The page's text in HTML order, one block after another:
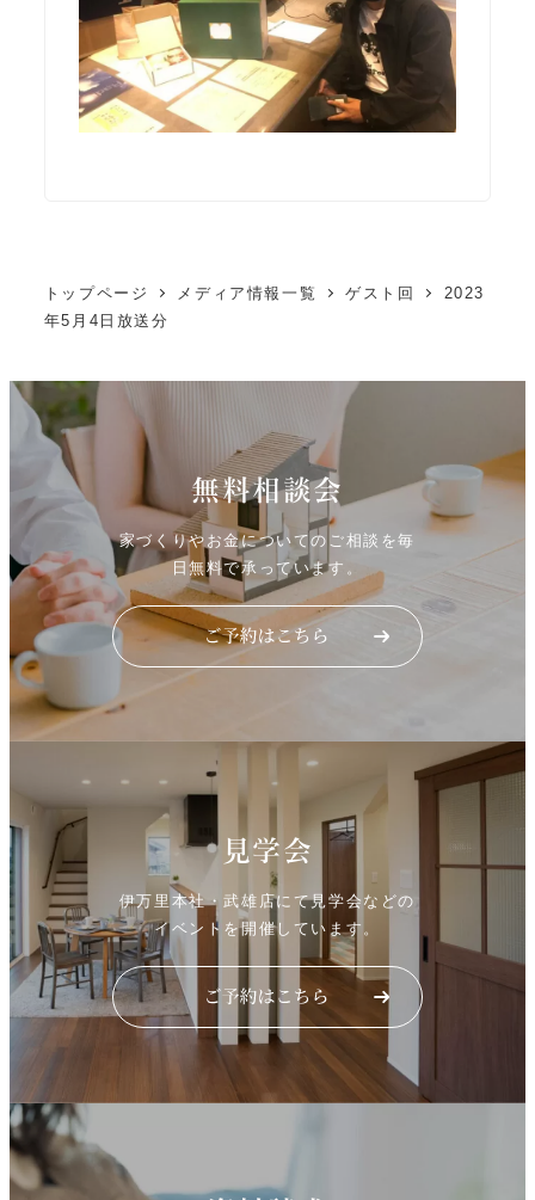
トップページ メディア情報一覧 ゲスト回
2023
年5月4日放送分
無料相談会
家づくりやお金についてのご相談を毎
日無料で承っています。
見学会
伊万里本社・武雄店にて見学会などの
イベントを開催しています。